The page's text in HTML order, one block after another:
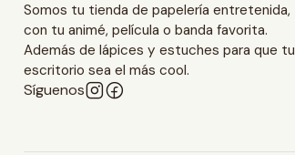
Somos tu tienda de papelería entretenida,
con tu animé, película o banda favorita.
Además de lápices y estuches para que tu
escritorio sea el más cool.
Síguenos